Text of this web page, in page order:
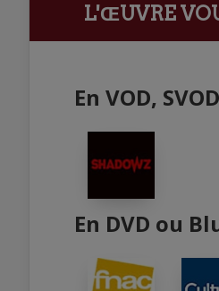
L'ŒUVRE
En VOD,
En DVD ou